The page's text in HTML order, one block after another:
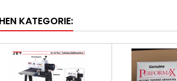
KATEGORIE: